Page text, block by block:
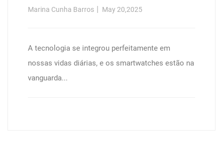
Marina Cunha Barros May 20,2025
A tecnologia se integrou perfeitamente em
nossas vidas diárias, e os smartwatches estão na
vanguarda...